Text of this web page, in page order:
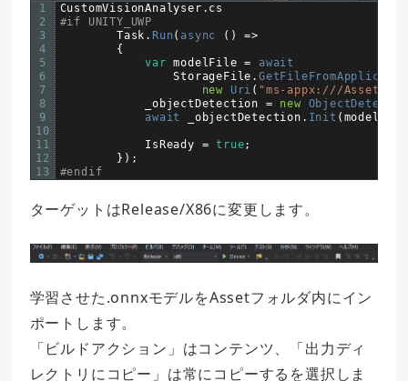
1
2
3
4
5
6
7
8
9
10
11
12
13
CustomVisionAnalyser . cs
#if UNITY_UWP
Task . Run ( async ( ) =>
{
var
modelFile =
await
StorageFile .
new
Uri ( "ms-appx:///Assets/
_objectDetection
= new
await
_objectDetection . Init ( modelFile
IsReady = true;
} ) ;
#endif
ターゲットはRelease/X86に変更します。
学習させた.onnxモデルをAssetフォルダ内にイン
ポートします。
「ビルドアクション」はコンテンツ、「出力ディ
レクトリにコピー」は常にコピーするを選択しま